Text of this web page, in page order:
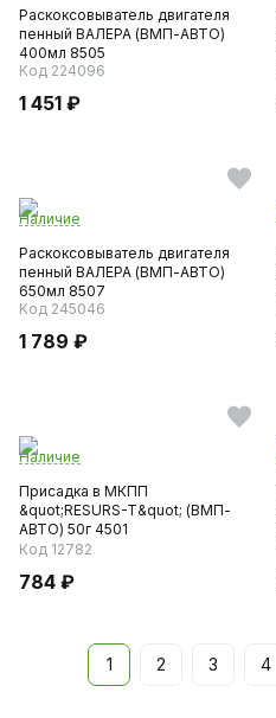
Раскоксовыватель двигателя
пенный ВАЛЕРА (ВМП-АВТО)
400мл 8505
Код 224096
1 451 ₽
Наличие
Раскоксовыватель двигателя
пенный ВАЛЕРА (ВМП-АВТО)
650мл 8507
Код 245046
1 789 ₽
Наличие
Присадка в МКПП
&quot;RESURS-T&quot; (ВМП-
АВТО) 50г 4501
Код 12782
784 ₽
1 2 3 4